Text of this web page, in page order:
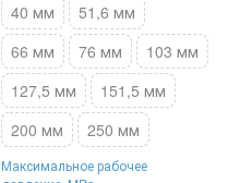
40 мм
51,6 мм
66 мм
76 мм
103 мм
127,5 мм
151,5 мм
200 мм
250 мм
Максимальное рабочее